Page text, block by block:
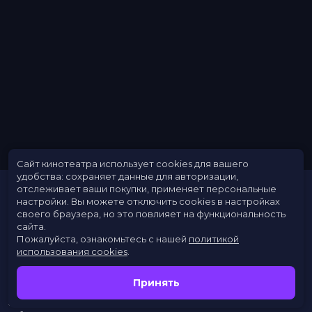
Расписание
Скоро в кино
Заведения
Сайт кинотеатра использует cookies для вашего
удобства: сохраняет данные для авторизации,
отслеживает ваши покупки, применяет персональные
настройки. Вы можете отключить cookies в настройках
своего браузера, но это повлияет на функциональность
сайта.
Пожалуйста, ознакомьтесь с нашей политикой
использования cookies
Принять